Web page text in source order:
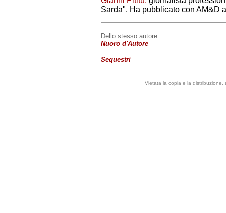
Sarda". Ha pubblicato con AM&D
Dello stesso autore:
Nuoro d'Autore
Sequestri
Vietata la copia e la distribuzione,